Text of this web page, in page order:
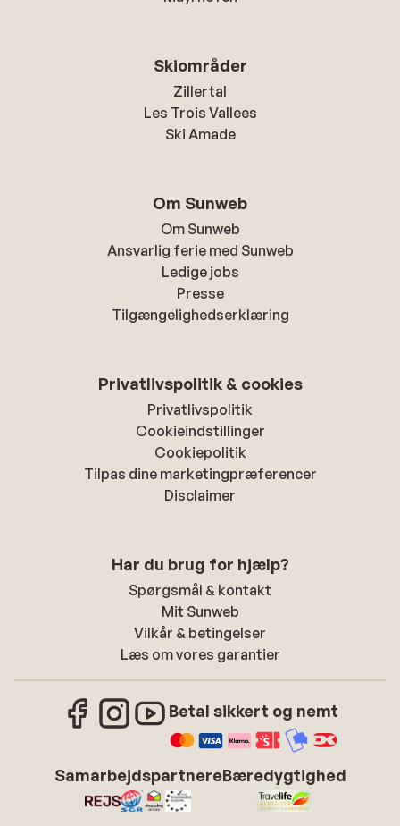
Skiområder
Zillertal
Les Trois Vallees
Ski Amade
Om Sunweb
Om Sunweb
Ansvarlig ferie med Sunweb
Ledige jobs
Presse
Tilgængelighedserklæring
Privatlivspolitik & cookies
Privatlivspolitik
Cookieindstillinger
Cookiepolitik
Tilpas dine marketingpræferencer
Disclaimer
Har du brug for hjælp?
Spørgsmål & kontakt
Mit Sunweb
Vilkår & betingelser
Læs om vores garantier
Betal sikkert og nemt
SamarbejdspartnereBæredygtighed